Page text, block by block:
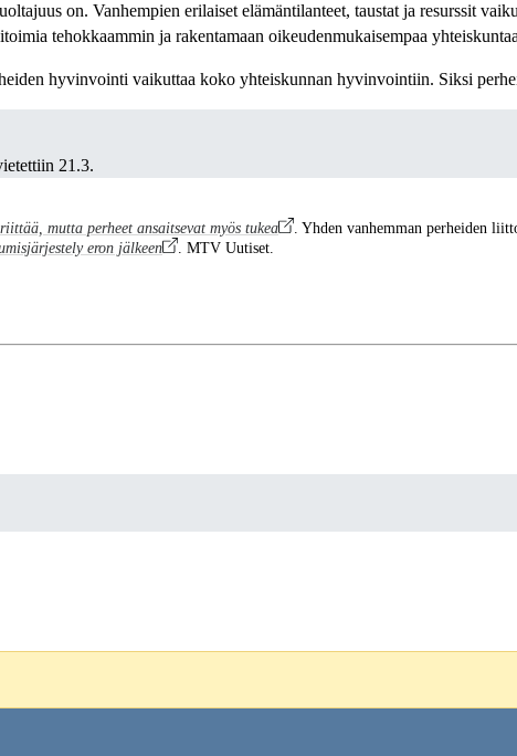
on. Vanhempien erilaiset elämäntilanteet, taustat ja resurssit
tehokkaammin ja rakentamaan oikeudenmukaisempaa
hyvinvointi vaikuttaa koko yhteiskunnan hyvinvointiin. Siksi
21.3.
mutta perheet ansaitsevat myös tukea
. Yhden vanhemman perheiden
eron jälkeen
. MTV Uutiset.